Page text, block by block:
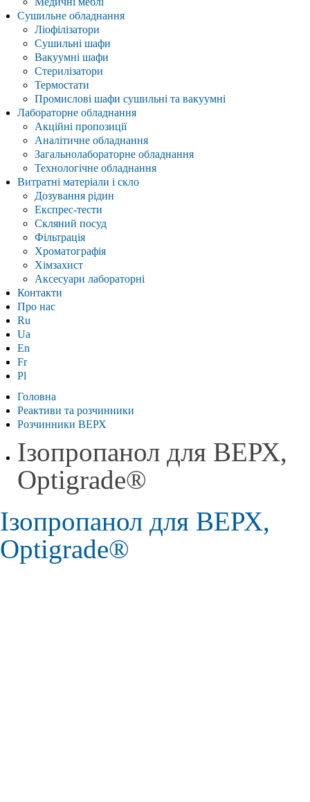
Сушильне обладнання
Ліофілізатори
Сушильні шафи
Вакуумні шафи
Стерилізатори
Термостати
Промислові шафи сушильні та вакуумні
Лабораторне обладнання
Акційні пропозиції
Аналітичне обладнання
Загальнолабораторне обладнання
Технологічне обладнання
Витратні матеріали і скло
Дозування рідин
Експрес-тести
Скляний посуд
Фільтрація
Хроматографія
Хімзахист
Аксесуари лабораторні
Контакти
Про нас
Ru
Ua
En
Fr
Pl
Головна
Реактиви та розчинники
Розчинники ВЕРХ
Ізопропанол для ВЕРХ,
Optigrade®
Ізопропанол для ВЕРХ,
Optigrade®